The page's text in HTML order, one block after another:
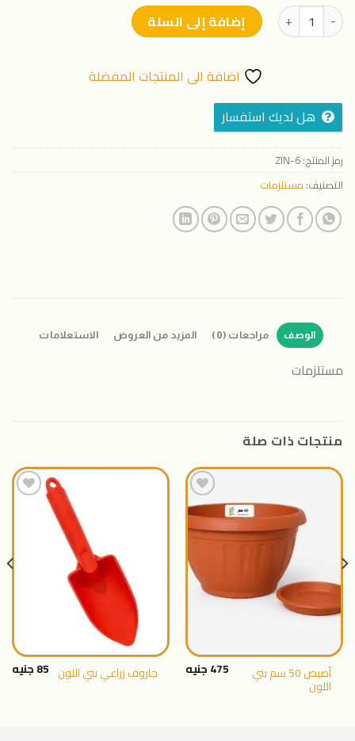
كمية قالب بيتموس صغيرإضافة إلى السلة
اضافة الى المنتجات المفضلة
هل لديك استفسار
رمز المنتج:ZIN-6
التصنيف: مستلزمات
الوصف مراجعات (0) المزيد من العروض الاستعلامات
مستلزمات
منتجات ذات صلة
اضافة
المنتجات
المفضلة
أصيص 50 سم بني
اللون
475جنيه
المنتجات
المفضلة
جاروف زراعي بني اللون 85جنيه